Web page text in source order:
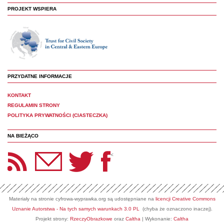
PROJEKT WSPIERA
PRZYDATNE INFORMACJE
KONTAKT
REGULAMIN STRONY
POLITYKA PRYWATNOŚCI (CIASTECZKA)
NA BIEŻĄCO
Panoptyka Facebook <
Materiały na stronie cyfrowa-wyprawka.org są udostępniane na licencji Creative Commons
Uznanie Autorstwa - Na tych samych warunkach 3.0 PL
(chyba że oznaczono inaczej).
Projekt strony: RzeczyObrazkowe oraz Caltha | Wykonanie: Caltha